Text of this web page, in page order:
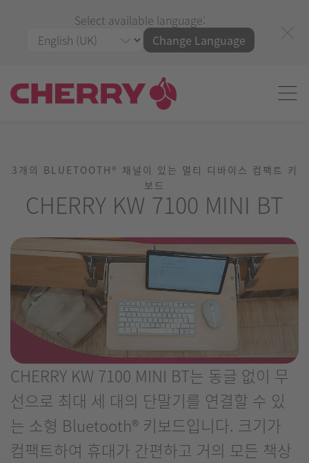
Select available language:
Change Language
3개의 BLUETOOTH® 채널이 있는 멀티 디바이스 컴팩트 키
보드
CHERRY KW 7100 MINI BT
CHERRY KW 7100 MINI BT는 동글 없이 무
선으로 최대 세 대의 단말기를 연결할 수 있
는 소형 Bluetooth® 키보드입니다. 크기가
컴팩트하여 휴대가 간편하고 거의 모든 책상